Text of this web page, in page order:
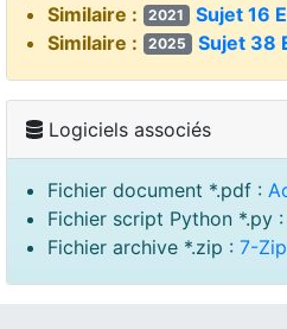
Similaire : 2021 Sujet 16
Similaire : 2025 Sujet 38
Logiciels associés
Fichier document *.pdf :
Fichier script Python *.py :
Fichier archive *.zip : 7-Zip